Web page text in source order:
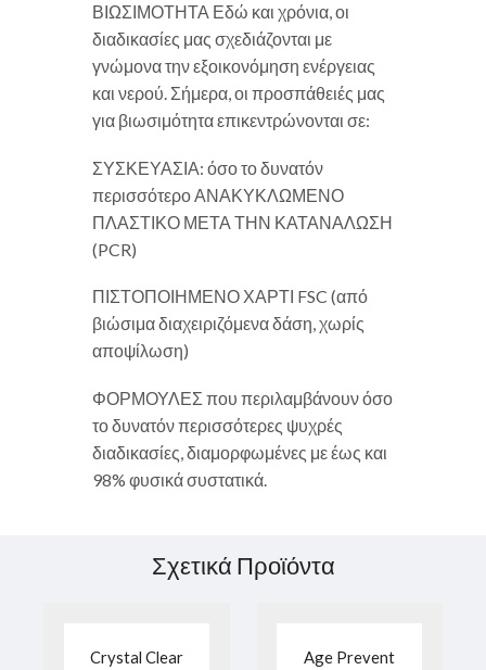
ΒΙΩΣΙΜΟΤΗΤΑ Εδώ και χρόνια, οι
διαδικασίες μας σχεδιάζονται με
γνώμονα την εξοικονόμηση ενέργειας
και νερού. Σήμερα, οι προσπάθειές μας
για βιωσιμότητα επικεντρώνονται σε:
ΣΥΣΚΕΥΑΣΙΑ: όσο το δυνατόν
περισσότερο ΑΝΑΚΥΚΛΩΜΕΝΟ
ΠΛΑΣΤΙΚΟ ΜΕΤΑ ΤΗΝ ΚΑΤΑΝΑΛΩΣΗ
(PCR)
ΠΙΣΤΟΠΟΙΗΜΕΝΟ ΧΑΡΤΙ FSC (από
βιώσιμα διαχειριζόμενα δάση, χωρίς
αποψίλωση)
ΦΟΡΜΟΥΛΕΣ που περιλαμβάνουν όσο
το δυνατόν περισσότερες ψυχρές
διαδικασίες, διαμορφωμένες με έως και
98% φυσικά συστατικά.
Σχετικά Προϊόντα
Crystal Clear
Age Prevent